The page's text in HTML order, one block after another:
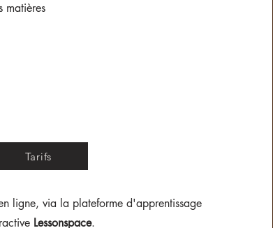
matières
ligne, via la plateforme d'apprentissage
Lessonspace.
Tarifs